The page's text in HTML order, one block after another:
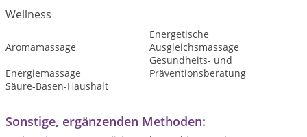
Wellness
Aromamassage
Energetische
Ausgleichsmassage
Energiemassage
Gesundheits- und
Präventionsberatung
Säure-Basen-Haushalt
Sonstige, ergänzenden Methoden: